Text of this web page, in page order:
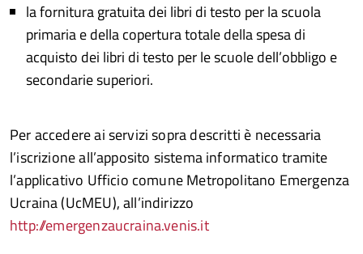
la fornitura gratuita dei libri di testo per la scuola
primaria e della copertura totale della spesa di
acquisto dei libri di testo per le scuole dell’obbligo e
secondarie superiori.
Per accedere ai servizi sopra descritti è necessaria
l’iscrizione all’apposito sistema informatico tramite
l’applicativo Ufficio comune Metropolitano Emergenza
Ucraina (UcMEU), all’indirizzo
http://emergenzaucraina.venis.it